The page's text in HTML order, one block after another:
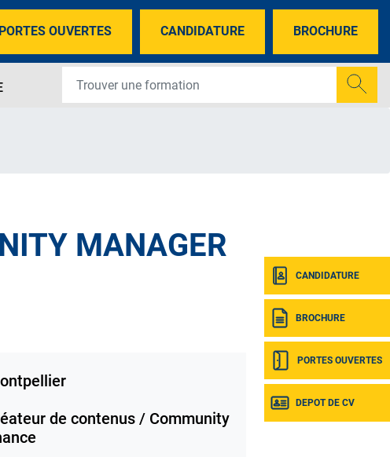
PORTES OUVERTES CANDIDATURE BROCHURE
CANDIDATURE
BROCHURE
PORTES OUVERTES
DEPOT DE CV
MANAGER
de contenus / Community